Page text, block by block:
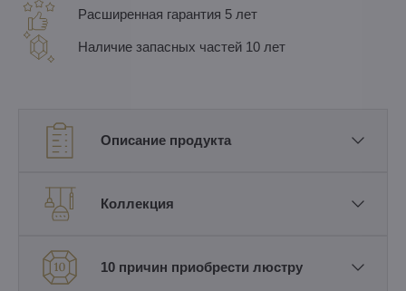
Расширенная гарантия 5 лет
Наличие запасных частей 10 лет
Описание продукта
Коллекция
10 причин приобрести люстру